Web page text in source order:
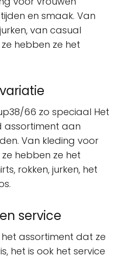
en smaak. Van
van casual
hebben ze het
66 zo speciaal Het
assortiment aan
Van kleding voor
hebben ze het
rokken, jurken, het
service
assortiment dat ze
het is ook het service